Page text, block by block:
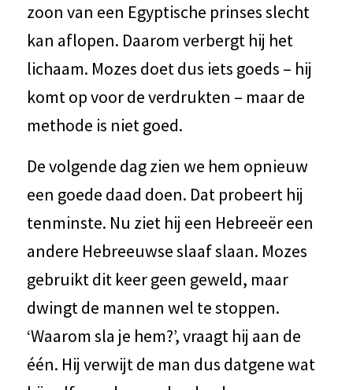
zoon van een Egyptische prinses slecht
kan aflopen. Daarom verbergt hij het
lichaam. Mozes doet dus iets goeds – hij
komt op voor de verdrukten – maar de
methode is niet goed.
De volgende dag zien we hem opnieuw
een goede daad doen. Dat probeert hij
tenminste. Nu ziet hij een Hebreeër een
andere Hebreeuwse slaaf slaan. Mozes
gebruikt dit keer geen geweld, maar
dwingt de mannen wel te stoppen.
‘Waarom sla je hem?’, vraagt hij aan de
één. Hij verwijt de man dus datgene wat